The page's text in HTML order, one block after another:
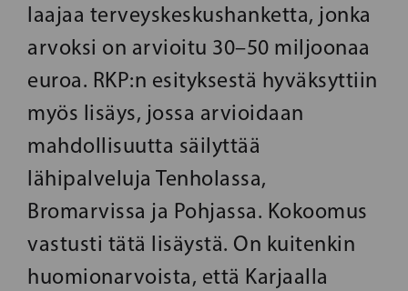
laajaa terveyskeskushanketta, jonka
arvoksi on arvioitu 30–50 miljoonaa
euroa. RKP:n esityksestä hyväksyttiin
myös lisäys, jossa arvioidaan
mahdollisuutta säilyttää
lähipalveluja Tenholassa,
Bromarvissa ja Pohjassa. Kokoomus
vastusti tätä lisäystä. On kuitenkin
huomionarvoista, että Karjaalla